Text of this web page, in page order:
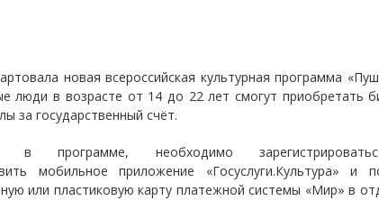
новая всероссийская культурная программа
люди в возрасте от 14 до 22 лет смогут приобретать
за государственный счёт.
программе, необходимо
мобильное приложение «Госуслуги.Культура» и
или пластиковую карту платежной системы «Мир» в